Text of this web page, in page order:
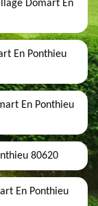
Domart En
En Ponthieu
En Ponthieu
80620
En Ponthieu